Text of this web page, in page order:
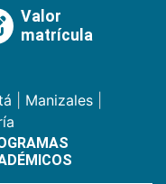
Valor
matrícula
Manizales